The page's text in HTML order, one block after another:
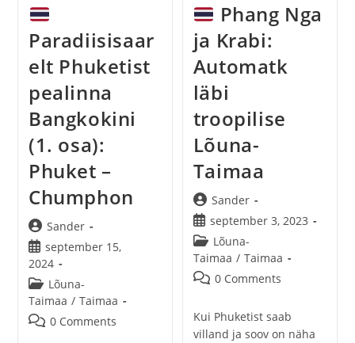
Paradiisisaar
elt Phuketist
pealinna
Bangkokini
(1. osa):
Phuket –
Chumphon
Post
author:
Sander
Post
published:
september 15,
2024
Post
category:
Lõuna-
Taimaa / Taimaa
Post 0 Comments
Phang Nga
ja Krabi:
Automatk
läbi
troopilise
Lõuna-
Taimaa
Post
author:
Sander
Post
published:
september 3, 2023
Post
category:
Lõuna-
Taimaa / Taimaa
Post 0 Comments
Kui Phuketist saab
villand ja soov on näha